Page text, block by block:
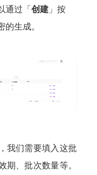
通过「创建 」按
生成。
我们需要填入这批
期、批次数量等。